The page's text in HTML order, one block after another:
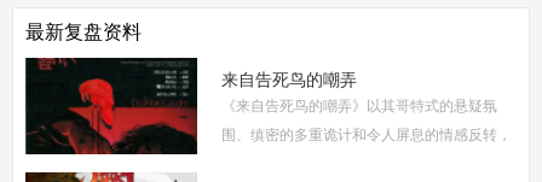
最新复盘资料
来自告死鸟的嘲弄
《来自告死鸟的嘲弄》以其哥特式的悬疑氛
围、缜密的多重诡计和令人屏息的情感反转，